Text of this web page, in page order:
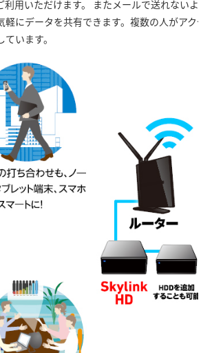
利用いただけます。 またメールで送れないよ
軽にデータを共有できます。複数の人がアク
います。